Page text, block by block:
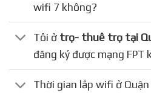
wifi 7 không?
Tôi ở trọ- thuê trọ tại
đăng ký được mạng FPT
Thời gian lắp wifi ở